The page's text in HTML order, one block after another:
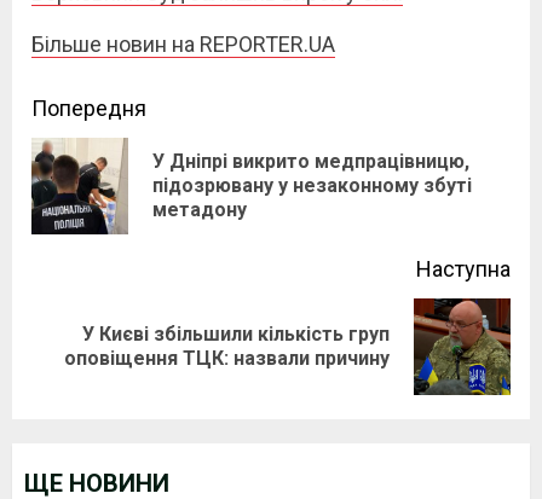
Більше новин на REPORTER.UA
Continue
Reading
Попередня
У Дніпрі викрито медпрацівницю,
підозрювану у незаконному збуті
метадону
Наступна
post:
У Києві збільшили кількість груп
оповіщення ТЦК: назвали причину
ЩЕ НОВИНИ